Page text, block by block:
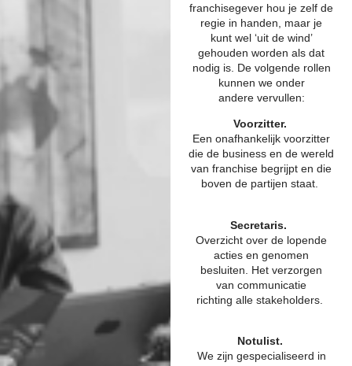
franchisegever hou je zelf de
regie in handen, maar je
kunt wel ‘uit de wind’
gehouden worden als dat
nodig is. De volgende rollen
kunnen weonder
anderevervullen:
Voorzitter.
Een onafhankelijk voorzitter
die de business en de wereld
van franchise begrijpt en die
boven de partijen staat.
Secretaris.
Overzicht over de lopende
acties en genomen
besluiten. Het verzorgen
van communicatie
richting alle stakeholders.
Notulist.
We zijn gespecialiseerd in